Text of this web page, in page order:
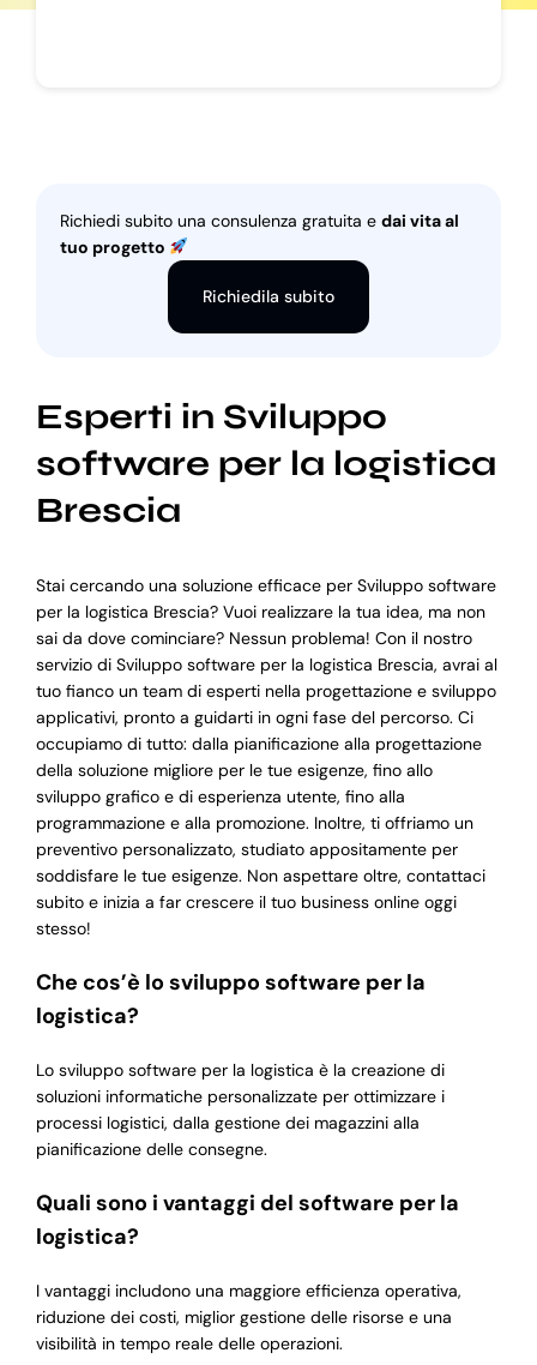
Richiedi subito una consulenza gratuita e dai vita al
tuo progetto
Richiedila subito
Esperti in Sviluppo
software per la logistica
Brescia
Stai cercando una soluzione efficace per Sviluppo software
per la logistica Brescia? Vuoi realizzare la tua idea, ma non
sai da dove cominciare? Nessun problema! Con il nostro
servizio di Sviluppo software per la logistica Brescia, avrai al
tuo fianco un team di esperti nella progettazione e sviluppo
applicativi, pronto a guidarti in ogni fase del percorso. Ci
occupiamo di tutto: dalla pianificazione alla progettazione
della soluzione migliore per le tue esigenze, fino allo
sviluppo grafico e di esperienza utente, fino alla
programmazione e alla promozione. Inoltre, ti offriamo un
preventivo personalizzato, studiato appositamente per
soddisfare le tue esigenze. Non aspettare oltre, contattaci
subito e inizia a far crescere il tuo business online oggi
stesso!
Che cos’è lo sviluppo software per la
logistica?
Lo sviluppo software per la logistica è la creazione di
soluzioni informatiche personalizzate per ottimizzare i
processi logistici, dalla gestione dei magazzini alla
pianificazione delle consegne.
Quali sono i vantaggi del software per la
logistica?
I vantaggi includono una maggiore efficienza operativa,
riduzione dei costi, miglior gestione delle risorse e una
visibilità in tempo reale delle operazioni.